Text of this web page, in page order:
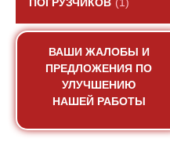
ПОГРУЗЧИКОВ (1)
ВАШИ ЖАЛОБЫ И
ПРЕДЛОЖЕНИЯ ПО
УЛУЧШЕНИЮ
НАШЕЙ РАБОТЫ